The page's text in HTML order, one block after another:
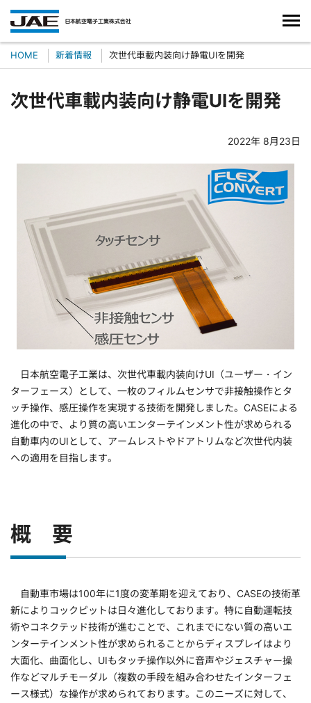
HOME 新着情報 次世代車載内装向け静電UIを開発
次世代車載内装向け静電UIを開発
2022年 8月23日
日本航空電子工業は、次世代車載内装向けUI（ユーザー・イン
ターフェース）として、一枚のフィルムセンサで非接触操作とタ
ッチ操作、感圧操作を実現する技術を開発しました。CASEによる
進化の中で、より質の高いエンターテインメント性が求められる
自動車内のUIとして、アームレストやドアトリムなど次世代内装
への適用を目指します。
概 要
自動車市場は100年に1度の変革期を迎えており、CASEの技術革
新によりコックピットは日々進化しております。特に自動運転技
術やコネクテッド技術が進むことで、これまでにない質の高いエ
ンターテインメント性が求められることからディスプレイはより
大面化、曲面化し、UIもタッチ操作以外に音声やジェスチャー操
作などマルチモーダル（複数の手段を組み合わせたインターフェ
ース様式）な操作が求められております。このニーズに対して、